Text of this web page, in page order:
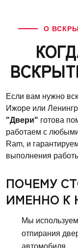
О
Если вам нужно
Ижоре или
"Двери" готова
работаем с
Ram, и
выполнения
ПОЧЕМУ
ИМЕННО К
Мы
отпирания
автомобиля.